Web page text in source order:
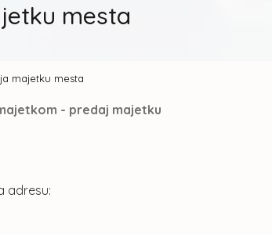
mesta
majetku mesta
- predaj majetku
adresu: